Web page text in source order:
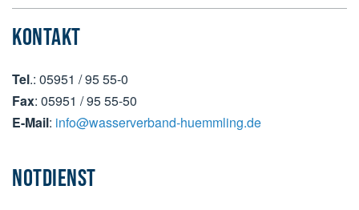
KONTAKT
Tel.: 05951 / 95 55-0
Fax: 05951 / 95 55-50
E-Mail: info@wasserverband-huemmling.de
NOTDIENST